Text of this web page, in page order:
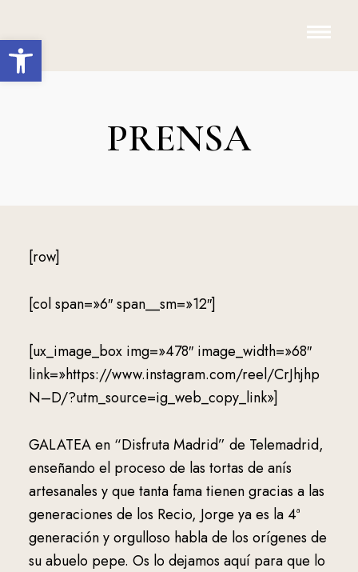
PRENSA
[row]
[col span=»6″ span__sm=»12″]
[ux_image_box img=»478″ image_width=»68″
link=»https://www.instagram.com/reel/CrJhjhp
N–D/?utm_source=ig_web_copy_link»]
GALATEA en “Disfruta Madrid” de Telemadrid,
enseñando el proceso de las tortas de anís
artesanales y que tanta fama tienen gracias a las
generaciones de los Recio, Jorge ya es la 4ª
generación y orgulloso habla de los orígenes de
su abuelo pepe. Os lo dejamos aquí para que lo
Abrir barra de herramientas